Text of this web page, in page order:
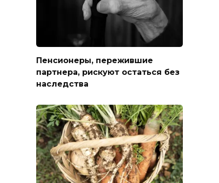
Пенсионеры, пережившие
партнера, рискуют остаться без
наследства